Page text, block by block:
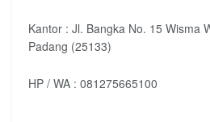
Kantor : Jl. Bangka No. 15 Wisma
Padang (25133)
HP / WA : 081275665100